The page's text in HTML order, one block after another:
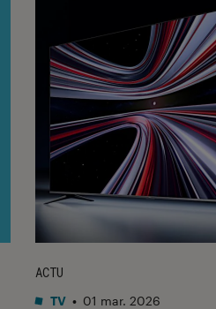
ACTU
TV • 01 mar. 2026